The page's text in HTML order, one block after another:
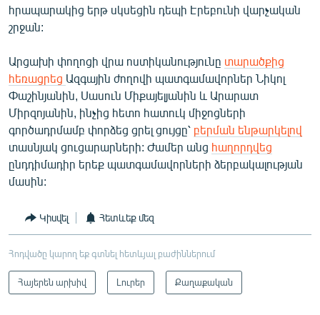
հրապարակից երթ սկսեցին դեպի Էրեբունի վարչական
շրջան:
Արցախի փողոցի վրա ոստիկանությունը տարածքից
հեռացրեց Ազգային ժողովի պատգամավորներ Նիկոլ
Փաշինյանին, Սասուն Միքայելյանին և Արարատ
Միրզոյանին, ինչից հետո հատուկ միջոցների
գործադրմամբ փորձեց ցրել ցույցը՝ բերման ենթարկելով
տասնյակ ցուցարարների: Ժամեր անց հաղորդվեց
ընդդիմադիր երեք պատգամավորների ձերբակալության
մասին:
Կիսվել Հետևեք մեզ
Հոդվածը կարող եք գտնել հետևյալ բաժիններում
Հայերեն արխիվ Լուրեր Քաղաքական